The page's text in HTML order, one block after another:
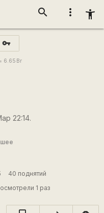
more_vert accessibility_new
search
vpn_key
6.65 Br
22:14.
40 поднятий
1 раз